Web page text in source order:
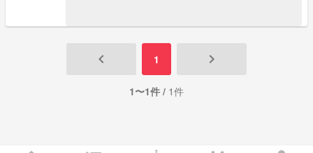
keyboard_arrow_left 1 keyboard_arrow_right
1〜1件 / 1件